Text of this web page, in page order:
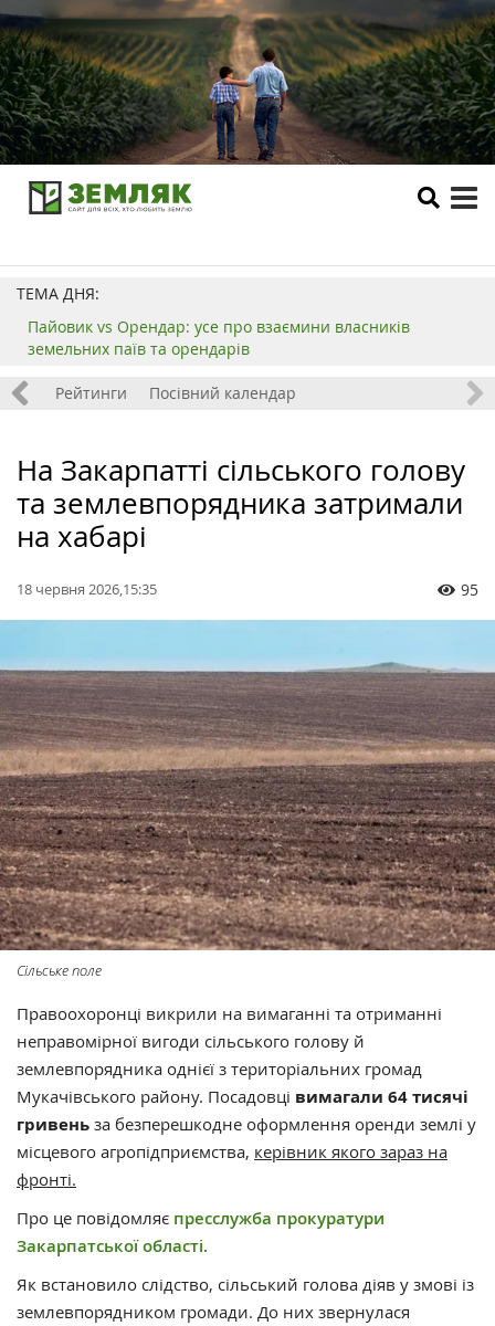
ТЕМА ДНЯ:
Пайовик vs Орендар: усе про взаємини власників
земельних паїв та орендарів
Рейтинги Посівний календар
На Закарпатті сільського голову
та землевпорядника затримали
на хабарі
18 червня 2026,15:35 95
Сільське поле
Правоохоронці викрили на вимаганні та отриманні
неправомірної вигоди сільського голову й
землевпорядника однієї з територіальних громад
Мукачівського району. Посадовці вимагали 64 тисячі
гривень за безперешкодне оформлення оренди землі у
місцевого агропідприємства, керівник якого зараз на
фронті.
Про це повідомляє пресслужба прокуратури
Закарпатської області.
Як встановило слідство, сільський голова діяв у змові із
землевпорядником громади. До них звернулася